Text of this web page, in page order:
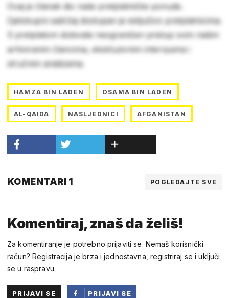
Ovaj je članak dio naše pretplatničke ponude.
Cjelokupni sadržaj dostupan je isključivo pretplatnicima.
S pretplatom dobivate neograničen pristup svim našim
arhiviranim člancima, ekskluzivnim intervjuima i
stručnim analizama.
HAMZA BIN LADEN OSAMA BIN LADEN
AL-QAIDA NASLJEDNICI AFGANISTAN
KOMENTARI 1 POGLEDAJTE SVE
Komentiraj, znaš da želiš!
Za komentiranje je potrebno prijaviti se. Nemaš korisnički
račun? Registracija je brza i jednostavna, registriraj se i uključi
se u raspravu.
PRIJAVI SE
PRIJAVI SE